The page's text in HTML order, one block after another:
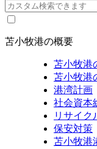
苫小牧港の概要
苫小牧港
苫小牧港
港湾計画
社会資本
リサイク
保安対策
苫小牧港